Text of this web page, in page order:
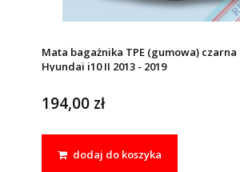
Mata bagażnika TPE (gumowa) czarna
Hyundai i10 II 2013 - 2019
194,00 zł
dodaj do koszyka